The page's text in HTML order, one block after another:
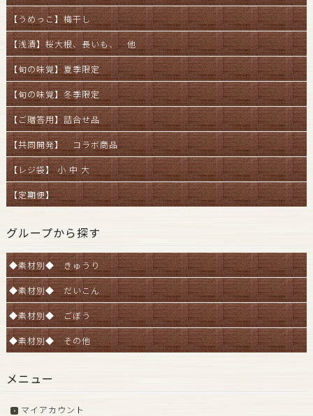
【うめっこ】梅干し
【浅漬】桜大根、長いも、 他
【旬の味覚】夏季限定
【旬の味覚】冬季限定
【ご贈答用】詰合せ品
【共同開発】 コラボ商品
【レジ袋】 小 中 大
【定期便】
グループから探す
◆素材別◆ きゅうり
◆素材別◆ だいこん
◆素材別◆ ごぼう
◆素材別◆ その他
メニュー
マイアカウント